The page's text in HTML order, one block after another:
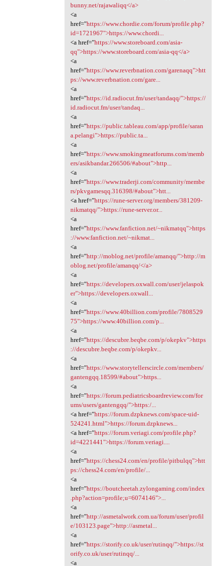
bunny.net/rajawaliqq</a>
<a
href="https://www.chordie.com/forum/profile.php?
id=1721967">https://www.chordi...
<a href="https://www.storeboard.com/asia-
qq">https://www.storeboard.com/asia-qq</a>
<a
href="https://www.reverbnation.com/garenaqq">htt
ps://www.reverbnation.com/gare...
<a
href="https://id.radiocut.fm/user/tandaqq/">https://
id.radiocut.fm/user/tandaq...
<a
href="https://public.tableau.com/app/profile/saran
a.pelangi">https://public.ta...
<a
href="https://www.smokingmeatforums.com/memb
ers/asikbandar.266506/#about">http...
<a
href="https://www.traderji.com/community/membe
rs/pkvgamesqq.316398/#about">htt...
<a href="https://rune-server.org/members/381209-
nikmatqq/">https://rune-server.or...
<a
href="https://www.fanfiction.net/~nikmatqq">https
://www.fanfiction.net/~nikmat...
<a
href="http://moblog.net/profile/amanqq/">http://m
oblog.net/profile/amanqq/</a>
<a
href="https://developers.oxwall.com/user/jelaspok
er">https://developers.oxwall...
<a
href="https://www.40billion.com/profile/7808529
75">https://www.40billion.com/p...
<a
href="https://descubre.beqbe.com/p/okepkv">https
://descubre.beqbe.com/p/okepkv...
<a
href="https://www.storytellerscircle.com/members/
gantengqq.18599/#about">https...
<a
href="https://forum.pediatricsboardreview.com/for
ums/users/gantengqq/">https:/...
<a href="https://forum.dzpknews.com/space-uid-
524241.html">https://forum.dzpknews...
<a href="https://forum.veriagi.com/profile.php?
id=4221441">https://forum.veriagi....
<a
href="https://chess24.com/en/profile/pitbulqq">htt
ps://chess24.com/en/profile/...
<a
href="https://boutcheetah.zylongaming.com/index
.php?action=profile;u=6074146">...
<a
href="http://asmetalwork.com.ua/forum/user/profil
e/103123.page">http://asmetal...
<a
href="https://storify.co.uk/user/rutinqq/">https://st
orify.co.uk/user/rutinqq/...
<a